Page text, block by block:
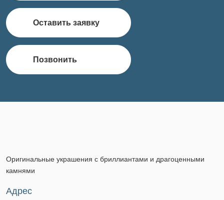
Оставить заявку
Позвонить
Оригинальные украшения с бриллиантами и драгоценными
камнями
Адрес